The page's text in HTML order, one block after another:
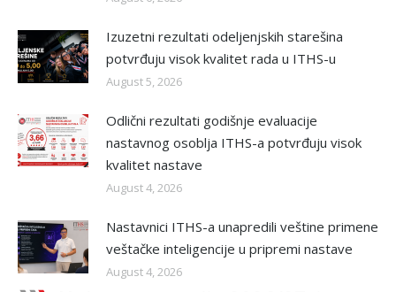
Izuzetni rezultati odeljenjskih starešina
potvrđuju visok kvalitet rada u ITHS-u
August 5, 2026
Odlični rezultati godišnje evaluacije
nastavnog osoblja ITHS-a potvrđuju visok
kvalitet nastave
August 4, 2026
Nastavnici ITHS-a unapredili veštine primene
veštačke inteligencije u pripremi nastave
August 4, 2026